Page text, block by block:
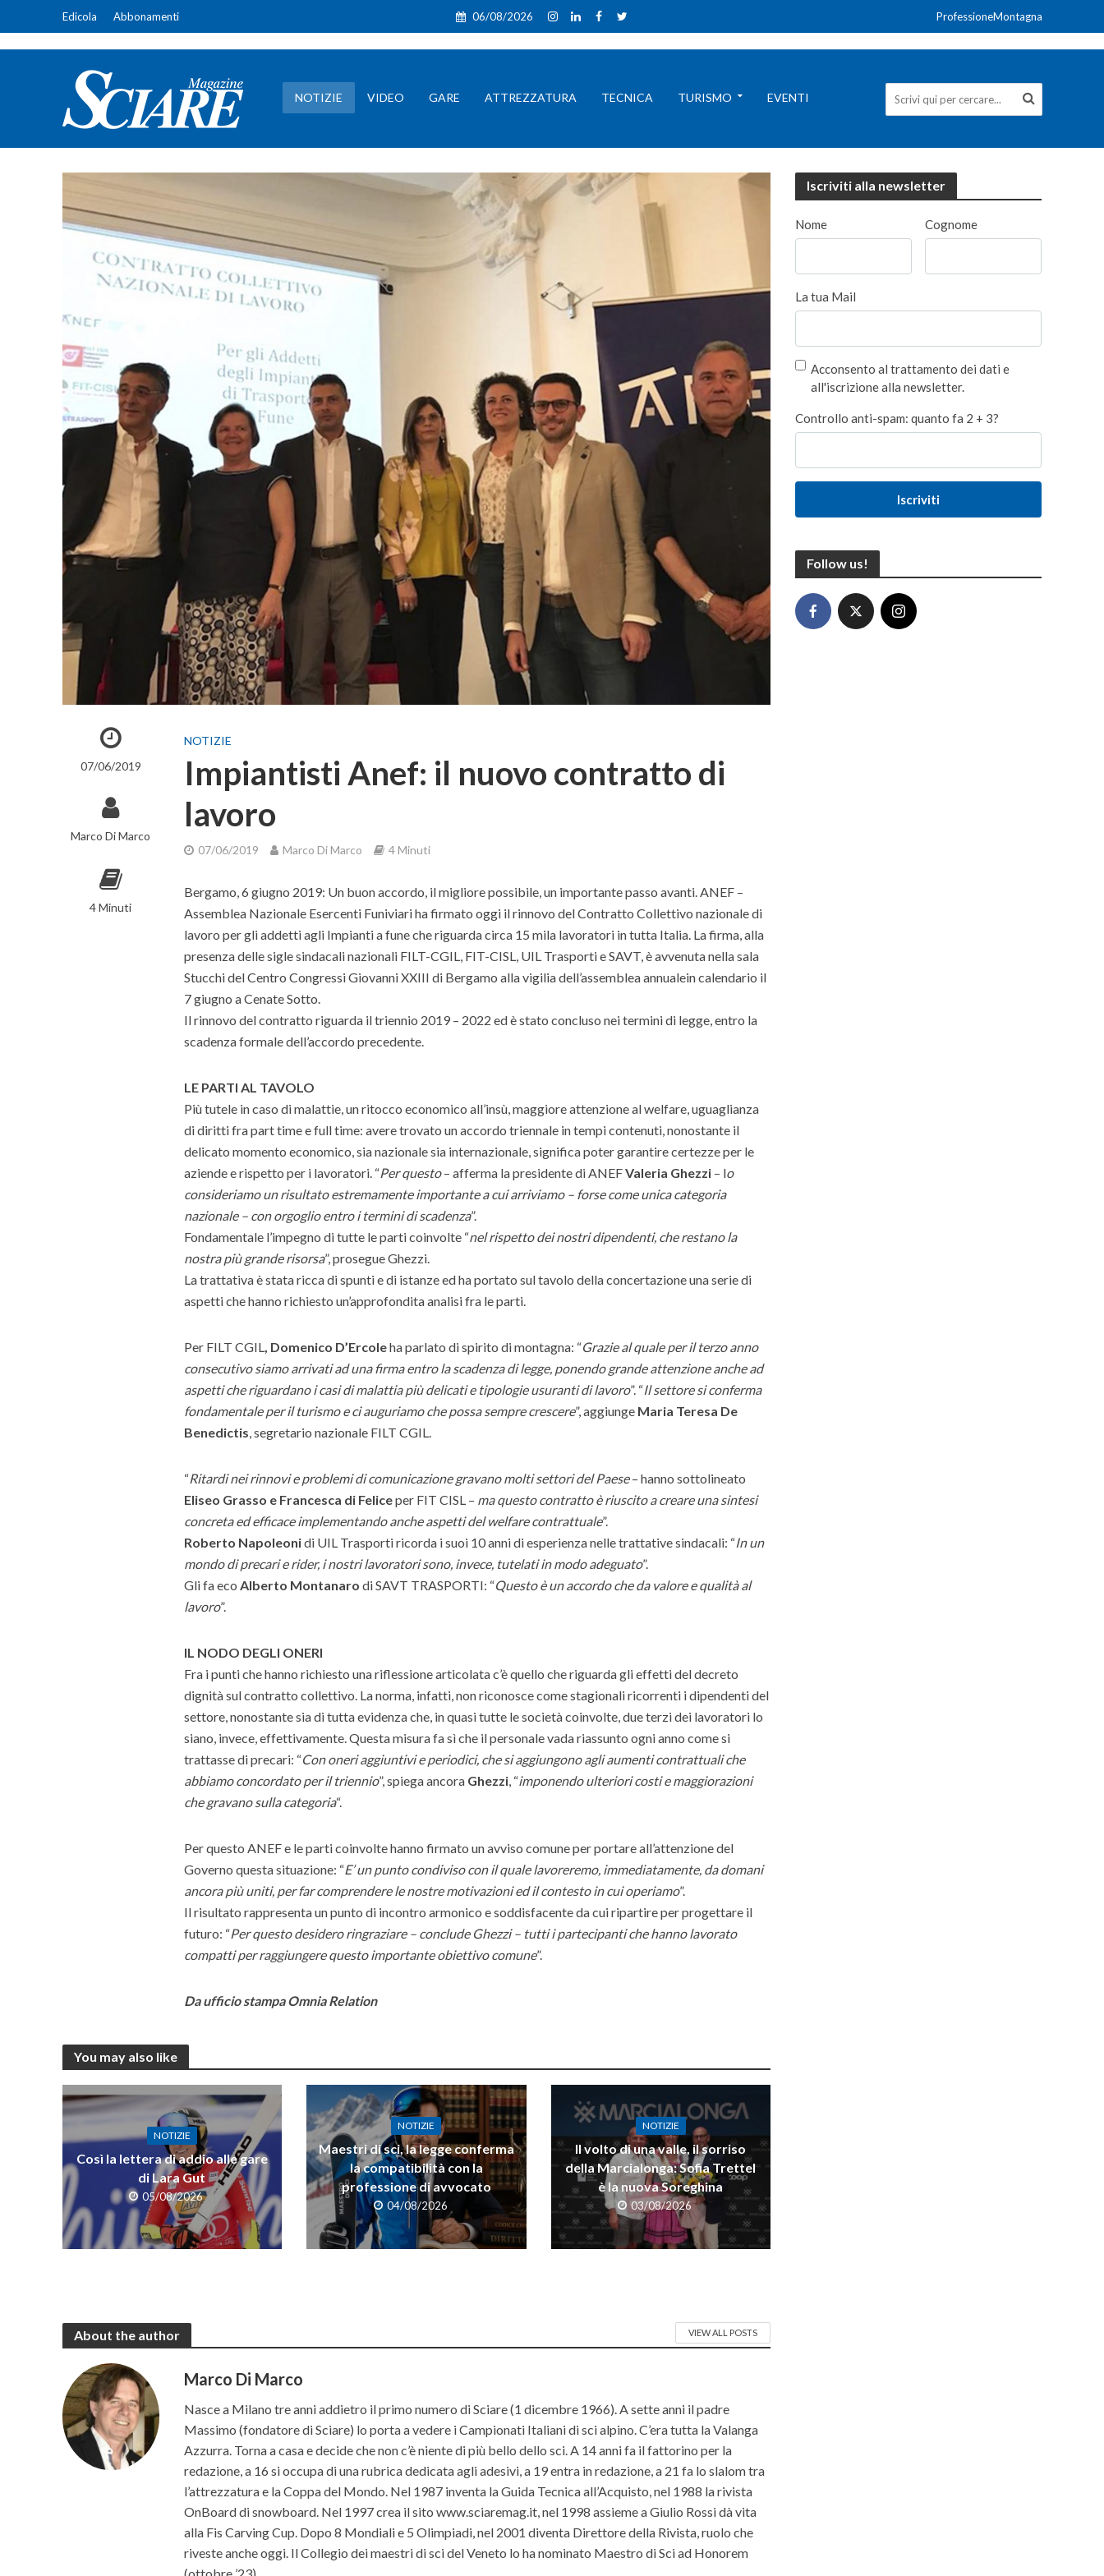
Edicola Abbonamenti ProfessioneMontagna
06/08/2026
NOTIZIE VIDEO GARE ATTREZZATURA TECNICA TURISMO EVENTI
07/06/2019
Marco Di Marco
4 Minuti
NOTIZIE
Impiantisti Anef: il nuovo contratto di
lavoro
07/06/2019 Marco Di Marco 4 Minuti
Bergamo, 6 giugno 2019: Un buon accordo, il migliore possibile, un importante passo avanti. ANEF –
Assemblea Nazionale Esercenti Funiviari ha firmato oggi il rinnovo del Contratto Collettivo nazionale di
lavoro per gli addetti agli Impianti a fune che riguarda circa 15 mila lavoratori in tutta Italia. La firma, alla
presenza delle sigle sindacali nazionali FILT-CGIL, FIT-CISL, UIL Trasporti e SAVT, è avvenuta nella sala
Stucchi del Centro Congressi Giovanni XXIII di Bergamo alla vigilia dell’assemblea annualein calendario il
7 giugno a Cenate Sotto.
Il rinnovo del contratto riguarda il triennio 2019 – 2022 ed è stato concluso nei termini di legge, entro la
scadenza formale dell’accordo precedente.
LE PARTI AL TAVOLO
Più tutele in caso di malattie, un ritocco economico all’insù, maggiore attenzione al welfare, uguaglianza
di diritti fra part time e full time: avere trovato un accordo triennale in tempi contenuti, nonostante il
delicato momento economico, sia nazionale sia internazionale, significa poter garantire certezze per le
aziende e rispetto per i lavoratori. “Per questo– afferma la presidente di ANEFValeria Ghezzi – lo
consideriamo un risultato estremamente importante a cui arriviamo – forse come unica categoria
nazionale – con orgoglio entro i termini di scadenza”.
Fondamentale l’impegno di tutte le parti coinvolte “nel rispetto dei nostri dipendenti, che restano la
nostra più grande risorsa”, prosegue Ghezzi.
La trattativa è stata ricca di spunti e di istanze ed ha portato sul tavolo della concertazione una serie di
aspetti che hanno richiesto un’approfondita analisi fra le parti.
Per FILT CGIL Domenico D’Ercoleha parlato di spirito di montagna: “Grazie al quale per il terzo anno
consecutivo siamo arrivati ad una firma entro la scadenza di legge, ponendo grande attenzione anche ad
aspetti che riguardano i casi di malattia più delicati e tipologie usuranti di lavoro”. “Il settore si conferma
fondamentale per il turismo e ci auguriamo che possa sempre crescere”, aggiunge Maria Teresa De
Benedictis , segretario nazionale FILT CGIL.
“Ritardi nei rinnovi e problemi di comunicazione gravano molti settori del Paese– hanno sottolineato
Eliseo Grasso e Francesca di Feliceper FIT CISL – ma questo contratto è riuscito a creare una sintesi
concreta ed efficace implementando anche aspetti del welfare contrattuale”.
Roberto Napoleonidi UIL Trasporti ricorda i suoi 10 anni di esperienza nelle trattative sindacali: “In un
mondo di precari e rider, i nostri lavoratori sono, invece, tutelati in modo adeguato”.
Gli fa eco Alberto Montanaro di SAVT TRASPORTI: “Questo è un accordo che da valore e qualità al
lavoro”.
IL NODO DEGLI ONERI
Fra i punti che hanno richiesto una riflessione articolata c’è quello che riguarda gli effetti del decreto
dignità sul contratto collettivo. La norma, infatti, non riconosce come stagionali ricorrenti i dipendenti del
settore, nonostante sia di tutta evidenza che, in quasi tutte le società coinvolte, due terzi dei lavoratori lo
siano, invece, effettivamente. Questa misura fa sì che il personale vada riassunto ogni anno come si
trattasse di precari: “Con oneri aggiuntivi e periodici, che si aggiungono agli aumenti contrattuali che
abbiamo concordato per il triennio”, spiega ancora Ghezzi , “imponendo ulteriori costi e maggiorazioni
che gravano sulla categoria“.
Per questo ANEF e le parti coinvolte hanno firmato un avviso comune per portare all’attenzione del
Governo questa situazione: “E’ un punto condiviso con il quale lavoreremo, immediatamente, da domani
ancora più uniti, per far comprendere le nostre motivazioni ed il contesto in cui operiamo”.
Il risultato rappresenta un punto di incontro armonico e soddisfacente da cui ripartire per progettare il
futuro: “Per questo desidero ringraziare – conclude Ghezzi – tutti i partecipanti che hanno lavorato
compatti per raggiungere questo importante obiettivo comune”.
Da ufficio stampa Omnia Relation
You may also like
NOTIZIE
Così la lettera di addio alle gare
di Lara Gut
05/08/2026
NOTIZIE
Maestri di sci, la legge conferma
la compatibilità con la
professione di avvocato
04/08/2026
NOTIZIE
Il volto di una valle, il sorriso
della Marcialonga: Sofia Trettel
è la nuova Soreghina
03/08/2026
About the author VIEW ALL POSTS
Marco Di Marco
Nasce a Milano tre anni addietro il primo numero di Sciare (1 dicembre 1966). A sette anni il padre
Massimo (fondatore di Sciare) lo porta a vedere i Campionati Italiani di sci alpino. C’era tutta la Valanga
Azzurra. Torna a casa e decide che non c’è niente di più bello dello sci. A 14 anni fa il fattorino per la
redazione, a 16 si occupa di una rubrica dedicata agli adesivi, a 19 entra in redazione, a 21 fa lo slalom tra
l’attrezzatura e la Coppa del Mondo. Nel 1987 inventa la Guida Tecnica all’Acquisto, nel 1988 la rivista
OnBoard di snowboard. Nel 1997 crea il sito www.sciaremag.it, nel 1998 assieme a Giulio Rossi dà vita
alla Fis Carving Cup. Dopo 8 Mondiali e 5 Olimpiadi, nel 2001 diventa Direttore della Rivista, ruolo che
riveste anche oggi. Il Collegio dei maestri di sci del Veneto lo ha nominato Maestro di Sci ad Honorem
Iscriviti alla newsletter
Nome Cognome
La tua Mail
Acconsento al trattamento dei dati e
all'iscrizione alla newsletter.
Controllo anti-spam: quanto fa 2 + 3?
Iscriviti
Follow us!